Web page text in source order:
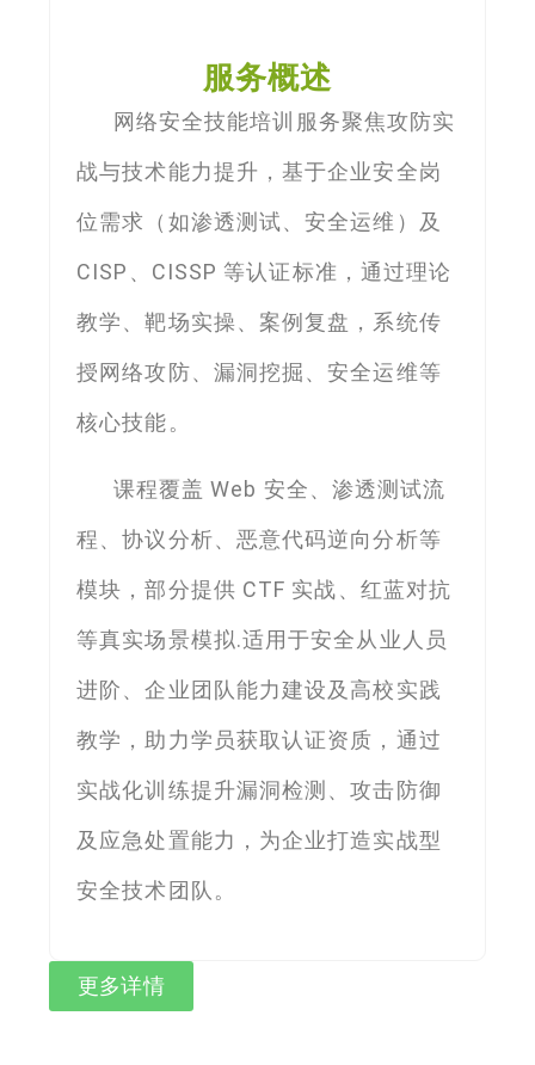
服务概述
网络安全技能培训服务聚焦攻防实
战与技术能力提升，基于企业安全岗
位需求（如渗透测试、安全运维）及
CISP、CISSP 等认证标准，通过理论
教学、靶场实操、案例复盘，系统传
授网络攻防、漏洞挖掘、安全运维等
核心技能。
课程覆盖 Web 安全、渗透测试流
程、协议分析、恶意代码逆向分析等
模块，部分提供 CTF 实战、红蓝对抗
等真实场景模拟.适用于安全从业人员
进阶、企业团队能力建设及高校实践
教学，助力学员获取认证资质，通过
实战化训练提升漏洞检测、攻击防御
及应急处置能力，为企业打造实战型
安全技术团队。
更多详情